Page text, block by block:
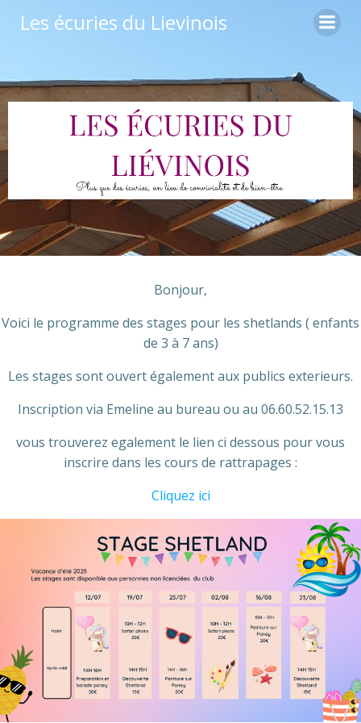
au
Les écuries du Lievinois
Bonjour,
Voici le programme des stages pour les shetlands ( enfants
de 3 à 7 ans)
Les stages sont ouvert également aux publics exterieurs.
Inscription via Emeline au bureau ou au 06.60.52.15.13
vous trouverez egalement le lien ci dessous pour vous
inscrire dans les cours de rattrapages :
Cliquez ici